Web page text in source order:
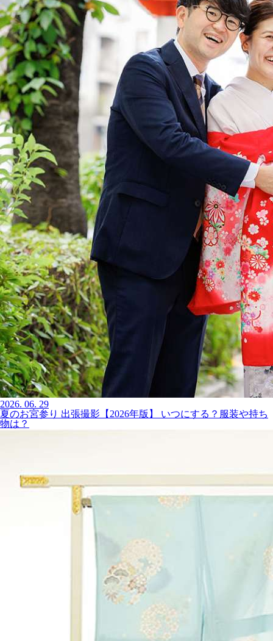
2026. 06. 29
夏のお宮参り 出張撮影【2026年版】 いつにする？服装や持ち
物は？